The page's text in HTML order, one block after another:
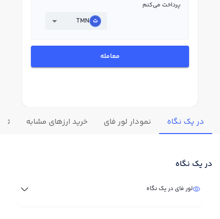
پرداخت می‌کنم
TMN
معامله
در یک نگاه نمودار لور فای خرید ارزهای مشابه
در یک نگاه
لور فای در یک نگاه